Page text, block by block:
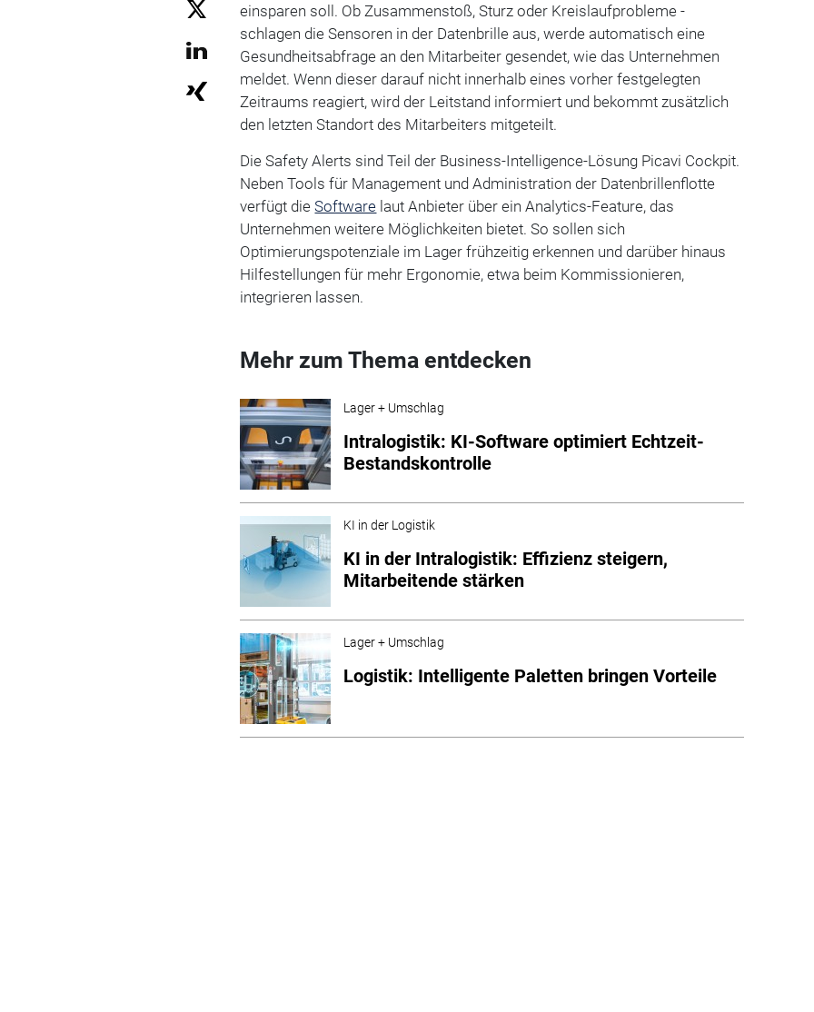
einsparen soll. Ob Zusammenstoß, Sturz oder Kreislaufprobleme -
schlagen die Sensoren in der Datenbrille aus, werde automatisch eine
Gesundheitsabfrage an den Mitarbeiter gesendet, wie das Unternehmen
meldet. Wenn dieser darauf nicht innerhalb eines vorher festgelegten
Zeitraums reagiert, wird der Leitstand informiert und bekommt zusätzlich
den letzten Standort des Mitarbeiters mitgeteilt.
Die Safety Alerts sind Teil der Business-Intelligence-Lösung Picavi Cockpit.
Neben Tools für Management und Administration der Datenbrillenflotte
verfügt dieSoftware laut Anbieter über ein Analytics-Feature, das
Unternehmen weitere Möglichkeiten bietet. So sollen sich
Optimierungspotenziale im Lager frühzeitig erkennen und darüber hinaus
Hilfestellungen für mehr Ergonomie, etwa beim Kommissionieren,
integrieren lassen.
Mehr zum Thema entdecken
Lager + Umschlag
Intralogistik: KI-Software optimiert Echtzeit-
Bestandskontrolle
KI in der Logistik
KI in der Intralogistik: Effizienz steigern,
Mitarbeitende stärken
Lager + Umschlag
Logistik: Intelligente Paletten bringen Vorteile